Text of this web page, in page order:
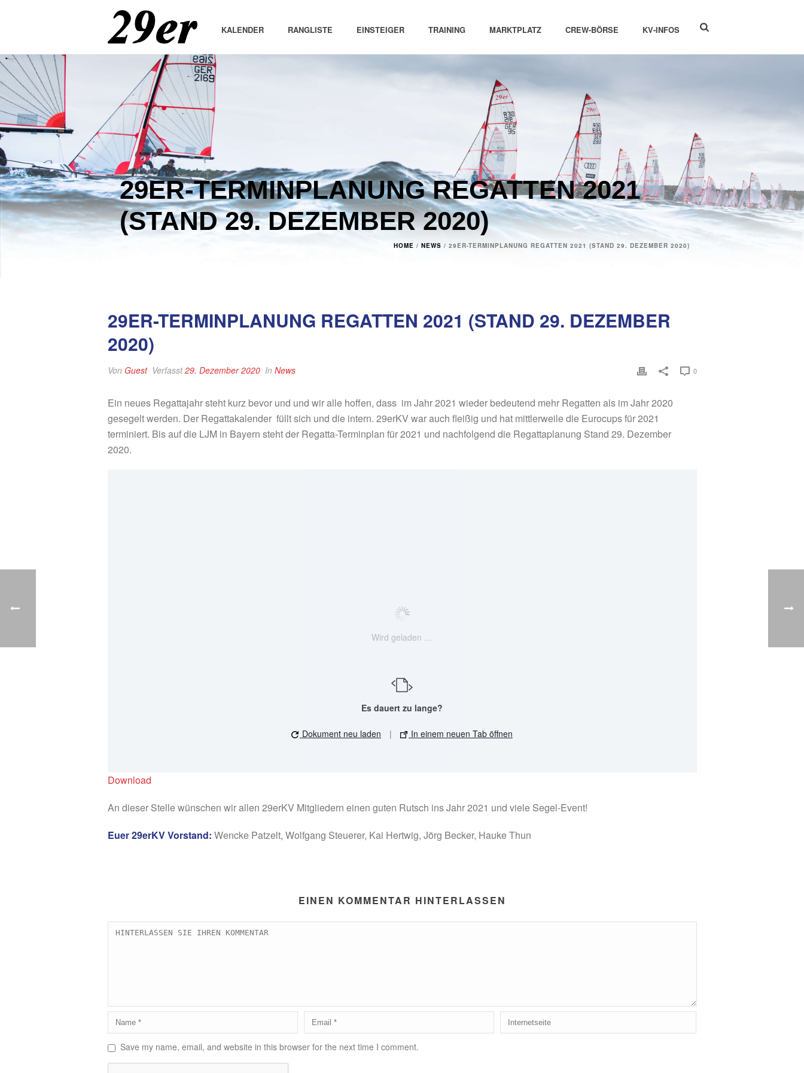
KALENDER RANGLISTE EINSTEIGER TRAINING MARKTPLATZ CREW-BÖRSE KV-INFOS
29ER-TERMINPLANUNG REGATTEN 2021
(STAND 29. DEZEMBER 2020)
HOME / NEWS / 29ER-TERMINPLANUNG REGATTEN 2021 (STAND 29. DEZEMBER 2020)
29ER-TERMINPLANUNG REGATTEN 2021 (STAND 29. DEZEMBER
2020)
Von Guest Verfasst29. Dezember 2020 In News 0
Ein neues Regattajahr steht kurz bevor und und wir alle hoffen, dass im Jahr 2021 wieder bedeutend mehr Regatten als im Jahr 2020
gesegelt werden. Der Regattakalender füllt sich und die intern. 29erKV war auch fleißig und hat mittlerweile die Eurocups für 2021
terminiert. Bis auf die LJM in Bayern steht der Regatta-Terminplan für 2021 und nachfolgend die Regattaplanung Stand 29. Dezember
2020.
Wird geladen …
Es dauert zu lange?
Dokument neu laden | In einem neuen Tab öffnen
Download
An dieser Stelle wünschen wir allen 29erKV Mitgliedern einen guten Rutsch ins Jahr 2021 und viele Segel-Event!
Euer 29erKV Vorstand: Wencke Patzelt, Wolfgang Steuerer, Kai Hertwig, Jörg Becker, Hauke Thun
EINEN KOMMENTAR HINTERLASSEN
Save my name, email, and website in this browser for the next time I comment.